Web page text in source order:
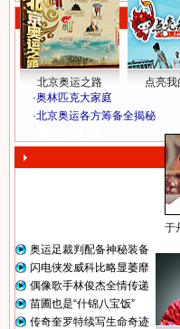
北京奥运之路 点亮
·奥林匹克大家庭
·北京奥运各方筹备全揭秘
于
奥运足裁判配备神秘装备
闪电侠发威科比略显萎靡
偶像歌手林俊杰全情传递
苗圃也是“什锦八宝饭”
传奇奎罗特续写生命奇迹